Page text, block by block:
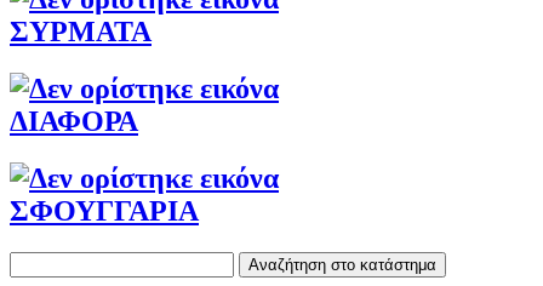
ΣΥΡΜΑΤΑ
ΔΙΑΦΟΡΑ
ΣΦΟΥΓΓΑΡΙΑ